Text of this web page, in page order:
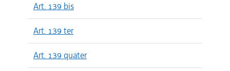
Art. 139 bis
Art. 139 ter
Art. 139 quater